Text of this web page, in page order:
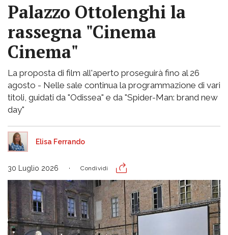
Palazzo Ottolenghi la
rassegna "Cinema
Cinema"
La proposta di film all'aperto proseguirà fino al 26
agosto - Nelle sale continua la programmazione di vari
titoli, guidati da "Odissea" e da "Spider-Man: brand new
day"
Elisa Ferrando
30 Luglio 2026 Condividi